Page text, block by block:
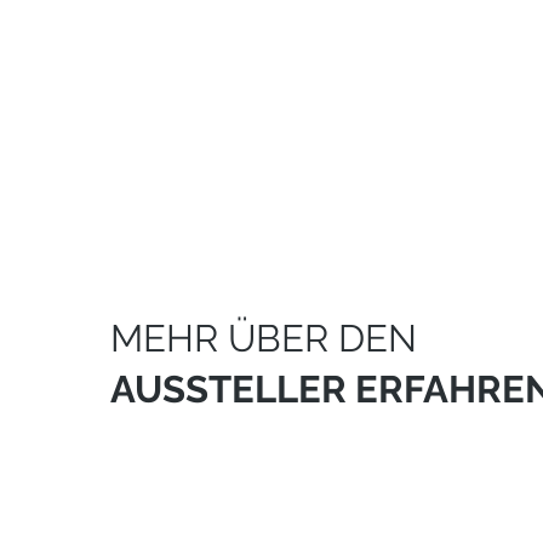
MEHR ÜBER DEN
AUSSTELLER